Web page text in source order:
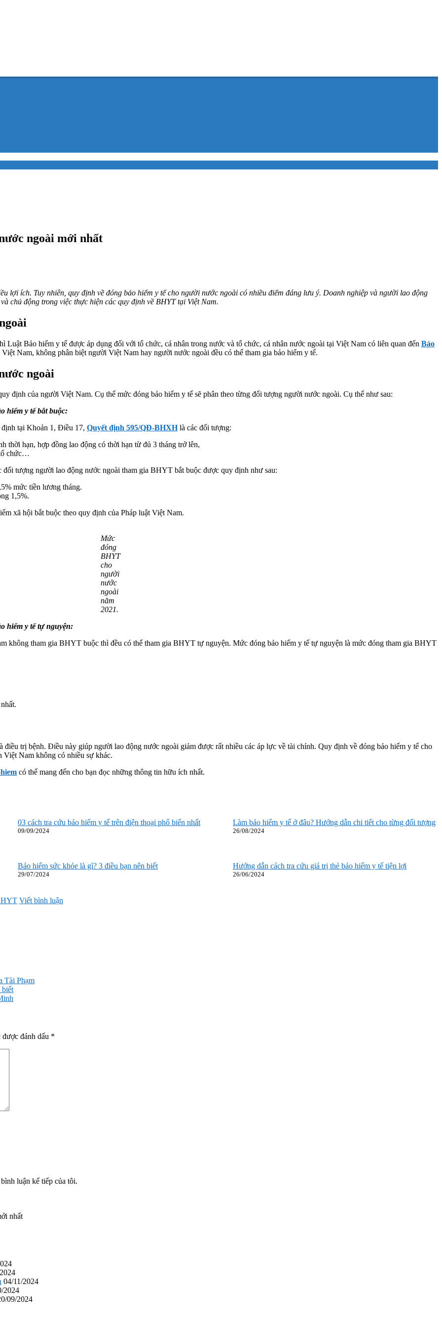
ngoài mới nhất
lợi ích. Tuy nhiên, quy định về đóng bảo hiểm y tế cho người nước ngoài có nhiều điểm đáng lưu ý. Doanh nghiệp và người lao động
chủ động trong việc thực hiện các quy định về BHYT tại Việt Nam.
Bảo hiểm y tế được áp dụng đối với tổ chức, cá nhân trong nước và tổ chức, cá nhân nước ngoài tại Việt Nam có liên quan đến Bảo
Nam, không phân biệt người Việt Nam hay người nước ngoài đều có thể tham gia bảo hiểm y tế.
ngoài
định của người Việt Nam. Cụ thể mức đóng bảo hiểm y tế sẽ phân theo từng đối tượng người nước ngoài. Cụ thể như sau:
hiểm y tế bắt buộc:
định tại Khoản 1, Điều 17, Quyết định 595/QĐ-BHXHlà các đối tượng:
thời hạn, hợp đồng lao động có thời hạn từ đủ 3 tháng trở lên,
chức…
tượng người lao động nước ngoài tham gia BHYT bắt buộc được quy định như sau:
mức tiền lương tháng.
1,5%.
xã hội bắt buộc theo quy định của Pháp luật Việt Nam.
Mức
đóng
BHYT
cho
người
nước
ngoài
năm
2021.
hiểm y tế tự nguyện:
không tham gia BHYT buộc thì đều có thể tham gia BHYT tự nguyện. Mức đóng bảo hiểm y tế tự nguyện là mức đóng tham gia BHYT
trị bệnh. Điều này giúp người lao động nước ngoài giảm được rất nhiều các áp lực về tài chính. Quy định về đóng bảo hiểm y tế cho
Nam không có nhiều sự khác.
có thể mang đến cho bạn đọc những thông tin hữu ích nhất.
03 cách tra cứu bảo hiểm y tế trên điện thoại phổ biến nhất
09/09/2024
Làm bảo hiểm y tế ở đâu? Hướng dẫn chi tiết cho từng đối tượng
26/08/2024
Bảo hiểm sức khỏe là gì? 3 điều bạn nên biết
29/07/2024
Hướng dẫn cách tra cứu giá trị thẻ bảo hiểm y tế tiện lợi
26/06/2024
Viết bình luận
Tài Phạm
biết
đánh dấu *
luận kế tiếp của tôi.
nhất
04/11/2024
2024
09/2024